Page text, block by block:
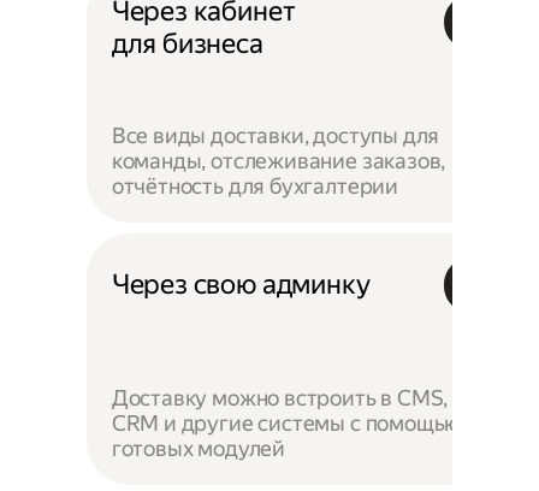
Через кабинет
для бизнеса
Все виды доставки, доступы для
команды, отслеживание заказов,
отчётность для бухгалтерии
Через свою админку
Доставку можно встроить в CMS,
CRM и другие системы с помощью
готовых модулей